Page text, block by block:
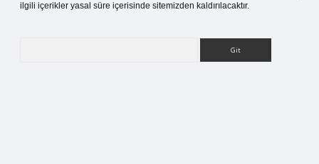
ilgili içerikler yasal süre içerisinde sitemizden kaldırılacaktır.